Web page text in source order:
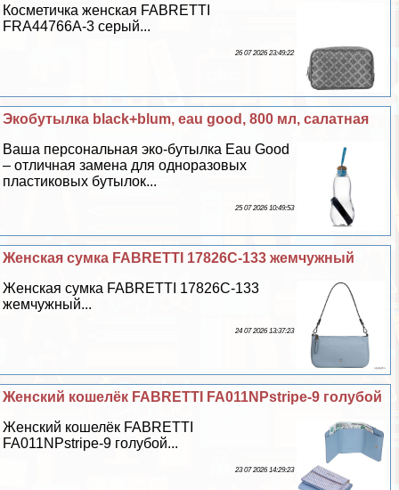
Косметичка женская FABRETTI
FRA44766A-3 серый...
26 07 2026 23:49:22
Экобутылка black+blum, eau good, 800 мл, салатная
Ваша персональная эко-бутылка Eau Good
– отличная замена для одноразовых
пластиковых бутылок...
25 07 2026 10:49:53
Женская сумка FABRETTI 17826C-133 жемчужный
Женская сумка FABRETTI 17826C-133
жемчужный...
24 07 2026 13:37:23
Женский кошелёк FABRETTI FA011NPstripe-9 гoлyбой
Женский кошелёк FABRETTI
FA011NPstripe-9 гoлyбой...
23 07 2026 14:29:23